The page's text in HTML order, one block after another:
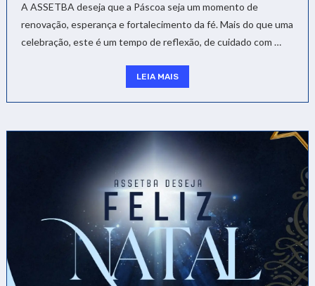
A ASSETBA deseja que a Páscoa seja um momento de
renovação, esperança e fortalecimento da fé. Mais do que uma
celebração, este é um tempo de reflexão, de cuidado com …
LEIA MAIS